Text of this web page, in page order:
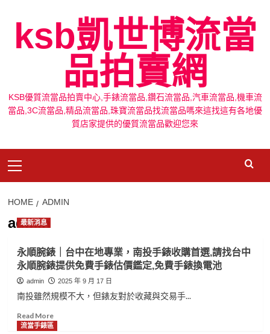
contentksb凱世博流當
品拍賣網
KSB優質流當品拍賣中心,手錶流當品,鑽石流當品,汽車流當品,機車流
當品,3C流當品,精品流當品,珠寶流當品找流當品嗎來這找這有各地優
質店家提供的優質流當品歡迎您來
Menu
HOME ADMIN
admin
最新消息
永順腕錶｜台中在地專業，南投手錶收購首選,請找台中
永順腕錶提供免費手錶估價鑑定,免費手錶換電池
admin 2025 年 9 月 17 日
南投雖然規模不大，但錶友對於收藏與交易手...
Read MoreRead
more
流當手錶區